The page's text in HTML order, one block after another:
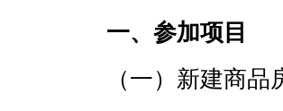
一、参加项目
（一）新建商